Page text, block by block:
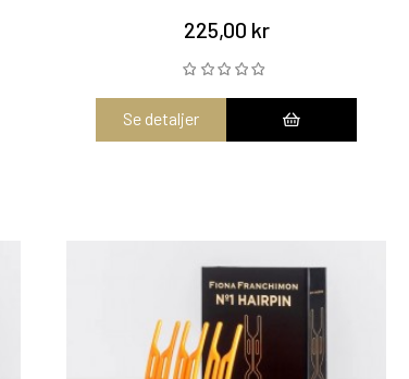
225,00 kr
Se detaljer